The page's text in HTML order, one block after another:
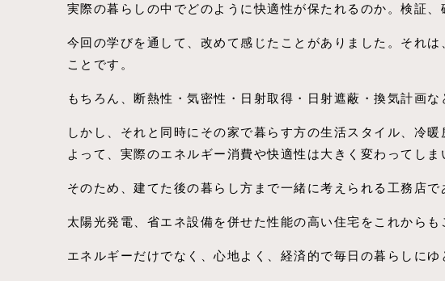
実際の暮らしの中でどのように快適性が保たれるのか。検証
今回の学びを通して、改めて感じたことがありました。それ
ことです。
もちろん、断熱性・気密性・日射取得・日射遮蔽・換気計画な
しかし、それと同時にその家で暮らす方の生活スタイル、冷
よって、実際のエネルギー消費や快適性は大きく変わってしま
そのため、建てた後の暮らし方まで一緒に考えられる工務店で
太陽光発電、省エネ設備を併せた性能の高い住宅をこれからも
エネルギーだけでなく、心地よく、経済的で毎日の暮らしに